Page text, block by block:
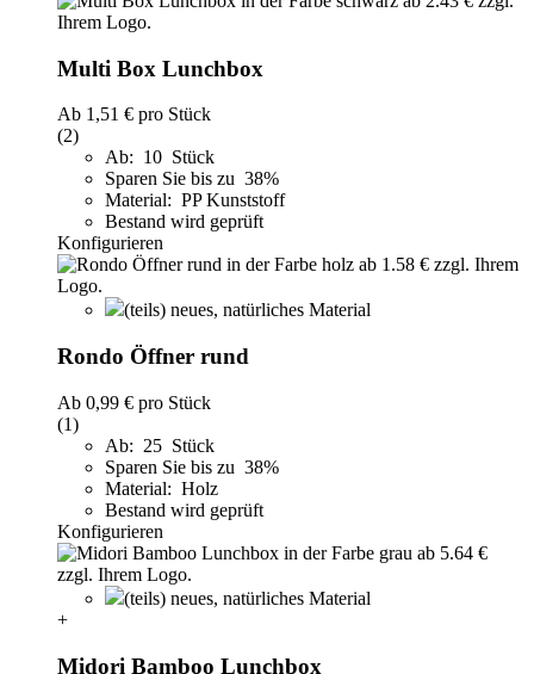
Multi Box Lunchbox
Ab 1,51 € pro Stück
(2)
Ab: 10 Stück
Sparen Sie bis zu 38%
Material: PP Kunststoff
Bestand wird geprüft
Konfigurieren
(teils) neues, natürliches Material
Rondo Öffner rund
Ab 0,99 € pro Stück
(1)
Ab: 25 Stück
Sparen Sie bis zu 38%
Material: Holz
Bestand wird geprüft
Konfigurieren
(teils) neues, natürliches Material
+
Midori Bamboo Lunchbox